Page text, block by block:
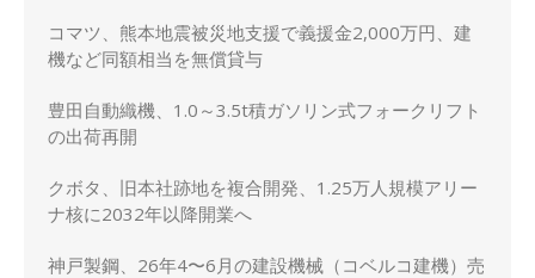
コマツ、熊本地震被災地支援で義援金2,000万円、建
機など同額相当を無償貸与
豊田自動織機、1.0～3.5t積ガソリン式フォークリフト
の出荷再開
クボタ、旧本社跡地を複合開発、1.25万人規模アリー
ナ核に2032年以降開業へ
神戸製鋼、26年4〜6月の建設機械（コベルコ建機）売